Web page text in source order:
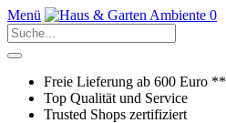
Menü 0
Freie Lieferung ab 600 Euro **
Top Qualität und Service
Trusted Shops zertifiziert